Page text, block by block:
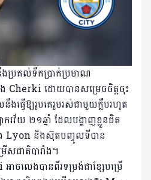
ប្រគល់ទឹកប្រាក់ប្រមាណ
ដោយបានសម្រេចចិត្តចុះ
ងធ្វើឱ្យរូបគេរួមរស់ជាមួយក្លឹបរហូត
វ័យ ២១ឆ្នាំ ដែលបង្ហាញខ្លួនជិត
Lyon និងស៊ុតបញ្ចូលទីបាន
សជាតិបារាំង។
ាចលេងបានពីរទម្រង់ជាខ្សែបម្រើ